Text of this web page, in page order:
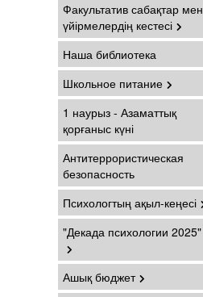
Факультатив сабақтар мен
үйірмелердің кестесі
Наша библиотека
Школьное питание
1 наурыз - Азаматтық
қорғаныс күні
Антитеррористическая
безопасность
Психологтың ақыл-кеңесі
"Декада психологии 2025"
Ашық бюджет